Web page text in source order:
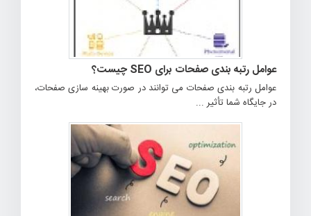
عوامل رتبه بندی صفحات برای SEO چیست؟
عوامل رتبه بندی صفحات می توانند در صورت بهینه سازی صفحات،
در جایگاه شما تأثیر ...